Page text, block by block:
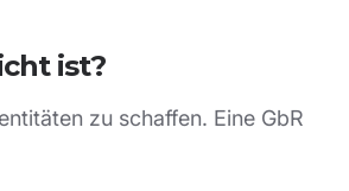
ist?
zu schaffen. Eine GbR